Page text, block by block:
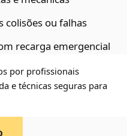
colisões ou falhas
recarga emergencial
por profissionais
e técnicas seguras para